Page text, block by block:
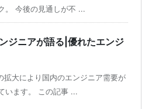
。 今後の見通しが不 ...
ジニアが語る|優れたエンジ
拡大により国内のエンジニア需要が
います。 この記事 ...